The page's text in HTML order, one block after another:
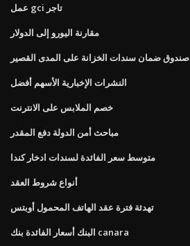
عمل gci تاجر
مقارنة اليورو إلى الدولار
صندوق ضمان سندات الخزانة على المدى القصير
النشرات الإخبارية الأسهم أفضل
خصم الملابس على الانترنت
مباحث أمن الدولة دفع المقدر
متوسط ​​سعر الفائدة لسندات ادخار كندا
أنواع شروط العقد
تهدئة فترة عقد الهاتف المحمول أوبتس
البنك أسعار الفائدة بنك canara